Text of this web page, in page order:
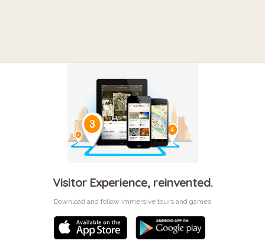
Visitor Experience, reinvented.
Download and follow immersive tours and games